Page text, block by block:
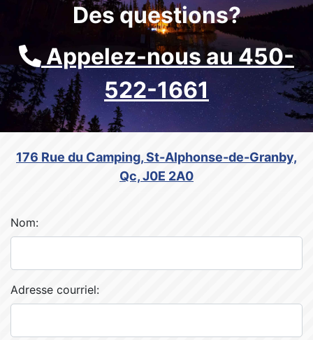
Des questions?
Appelez-nous au 450-
522-1661
176 Rue du Camping, St-Alphonse-de-Granby,
Qc, J0E 2A0
Nom:
Adresse courriel: